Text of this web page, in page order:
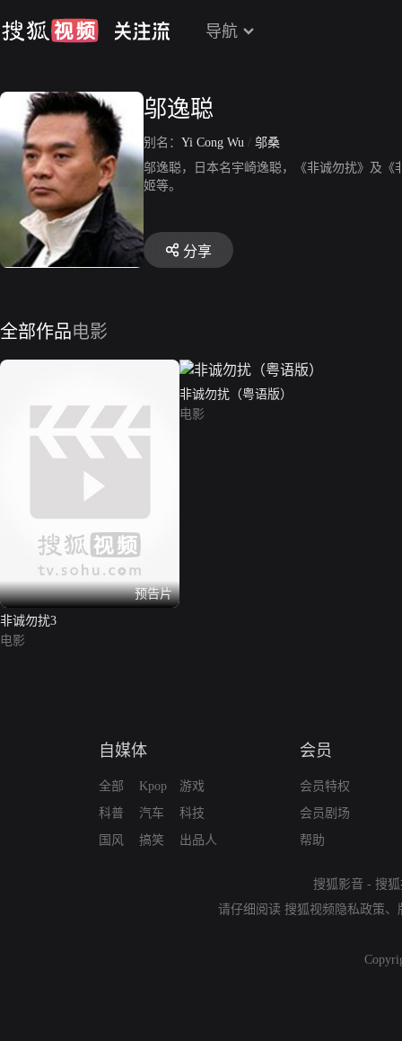
导航
邬逸聪
别名： Yi Cong Wu / 邬桑
邬逸聪，日本名宇崎逸聪，《非诚勿扰》及
姬等。
分享
全部作品电影
预告片
非诚勿扰3
电影
非诚勿扰（粤语版）
电影
自媒体
全部
科普
国风
Kpop
汽车
搞笑
游戏
科技
出品人
会员
会员特权
会员剧场
帮助
搜狐影音 - 搜
请仔细阅读 搜狐视频隐私政策、